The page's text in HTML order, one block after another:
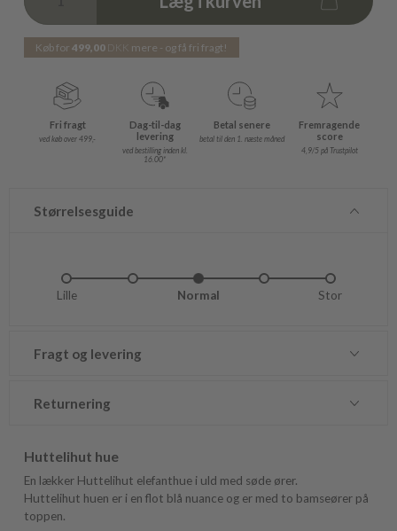
Køb for499,00 DKK mere - og få fri fragt!
Fri fragt
ved køb over 499,-
Dag-til-dag
levering
ved bestilling inden kl.
16.00*
Betal senere
betal til den 1. næste måned
Fremragende
score
4,9/5 på Trustpilot
Størrelsesguide
Lille Normal Stor
Fragt og levering
Returnering
Huttelihut hue
En lækker Huttelihut elefanthue i uld med søde ører.
Huttelihut huen er i en flot blå nuance og er med to bamseører på
toppen.